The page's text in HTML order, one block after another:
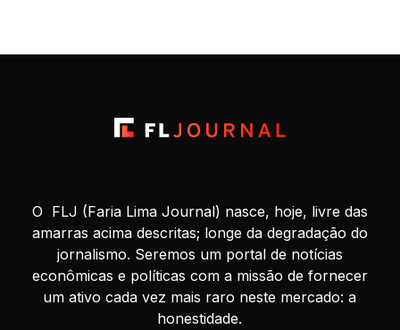
O FLJ (Faria Lima Journal) nasce, hoje, livre das
amarras acima descritas; longe da degradação do
jornalismo. Seremos um portal de notícias
econômicas e políticas com a missão de fornecer
um ativo cada vez mais raro neste mercado: a
honestidade.